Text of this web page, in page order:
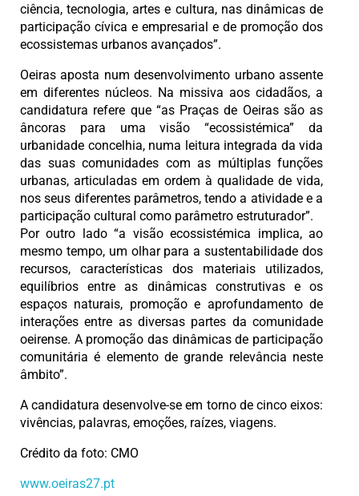
ciência, tecnologia, artes e cultura, nas dinâmicas de
participação cívica e empresarial e de promoção dos
ecossistemas urbanos avançados”.
Oeiras aposta num desenvolvimento urbano assente
em diferentes núcleos. Na missiva aos cidadãos, a
candidatura refere que “as Praças de Oeiras são as
âncoras para uma visão “ecossistémica” da
urbanidade concelhia, numa leitura integrada da vida
das suas comunidades com as múltiplas funções
urbanas, articuladas em ordem à qualidade de vida,
nos seus diferentes parâmetros, tendo a atividade e a
participação cultural como parâmetro estruturador”.
Por outro lado “a visão ecossistémica implica, ao
mesmo tempo, um olhar para a sustentabilidade dos
recursos, características dos materiais utilizados,
equilíbrios entre as dinâmicas construtivas e os
espaços naturais, promoção e aprofundamento de
interações entre as diversas partes da comunidade
oeirense. A promoção das dinâmicas de participação
comunitária é elemento de grande relevância neste
âmbito”.
A candidatura desenvolve-se em torno de cinco eixos:
vivências, palavras, emoções, raízes, viagens.
Crédito da foto: CMO
www.oeiras27.pt